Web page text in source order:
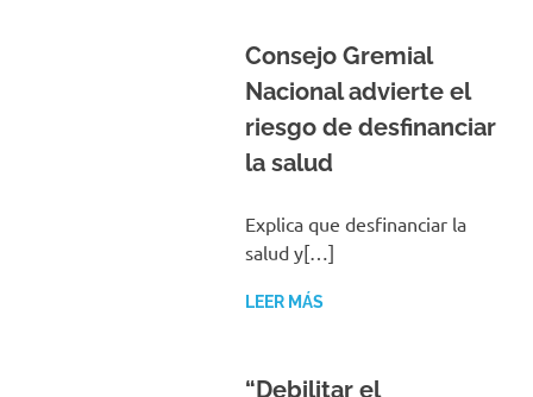
Consejo Gremial
Nacional advierte el
riesgo de desfinanciar
la salud
Explica que desfinanciar la
salud y[…]
LEER MÁS
“Debilitar el